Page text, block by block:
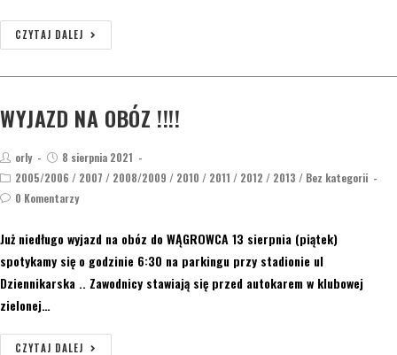
CZYTAJ DALEJ
WYJAZD NA OBÓZ !!!!
orly
8 sierpnia 2021
2005/2006 / 2007 / 2008/2009 / 2010 / 2011 / 2012 / 2013 / Bez kategorii
0 Komentarzy
Już niedługo wyjazd na obóz do WĄGROWCA 13 sierpnia (piątek)
spotykamy się o godzinie 6:30 na parkingu przy stadionie ul
Dziennikarska .. Zawodnicy stawiają się przed autokarem w klubowej
zielonej…
CZYTAJ DALEJ